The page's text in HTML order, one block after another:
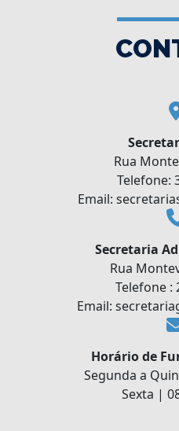
Rua
Telefone:
Email:
Secretaria
Rua
Telefone :
Email:
Horário de
Segunda a
Sexta |